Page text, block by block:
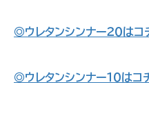
◎ウレタンシンナー２０はコ
◎ウレタンシンナー１０はコ